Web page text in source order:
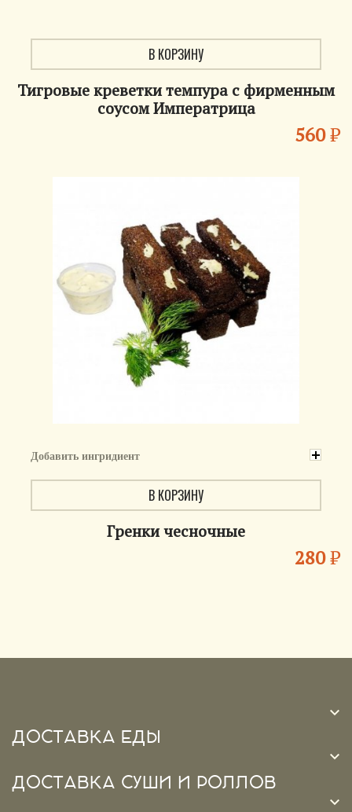
В КОРЗИНУ
Тигровые креветки темпура с фирменным
соусом Императрица
560₽
Добавить ингридиент
В КОРЗИНУ
Гренки чесночные
280₽

ДОСТАВКА ЕДЫ

ДОСТАВКА СУШИ И РОЛЛОВ
